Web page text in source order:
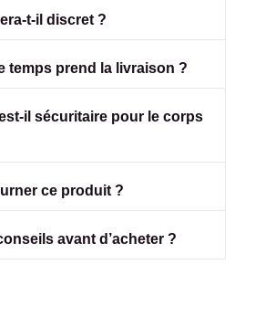
t-il discret ?
temps prend la livraison ?
il sécuritaire pour le corps
ce produit ?
avant d’acheter ?